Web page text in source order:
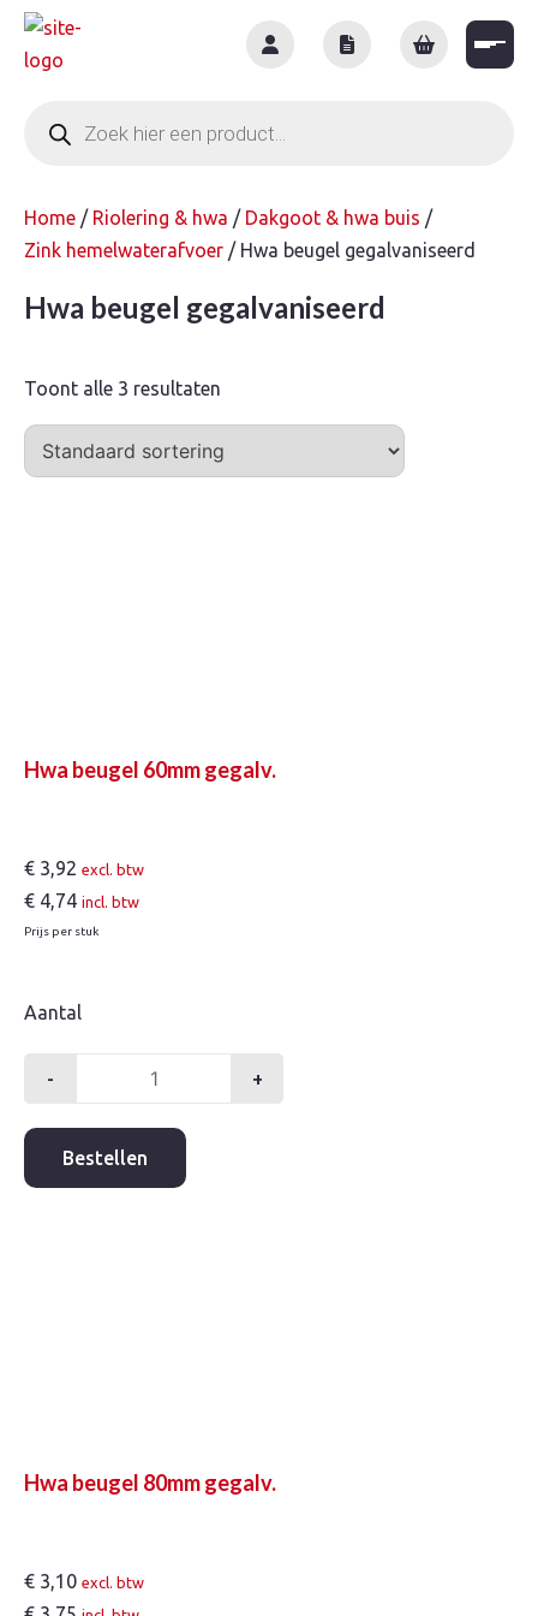
Skip
zoeken
Home / Riolering & hwa / Dakgoot & hwa buis /
Zink hemelwaterafvoer / Hwa beugel gegalvaniseerd
Hwa beugel gegalvaniseerd
Toont alle 3 resultaten
Hwa beugel 60mm gegalv.
€ 3,92 excl. btw
€ 4,74 incl. btw
Prijs per stuk
Aantal
-
beugel
60mm
gegalv.
+
Bestellen
Hwa beugel 80mm gegalv.
€ 3,10 excl. btw